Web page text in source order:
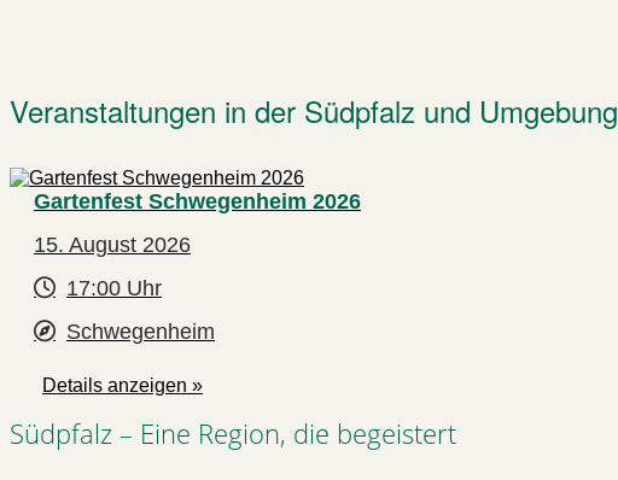
Veranstaltungen in der Südpfalz und Umgebung
Gartenfest Schwegenheim 2026
15. August 2026
17:00 Uhr
Schwegenheim
Details anzeigen »
Südpfalz – Eine Region, die begeistert